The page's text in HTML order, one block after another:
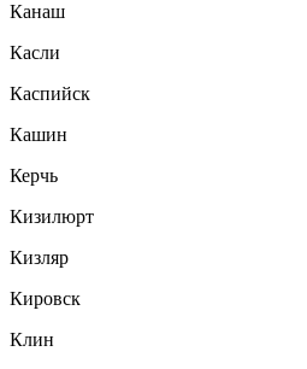
Канаш
Касли
Каспийск
Кашин
Керчь
Кизилюрт
Кизляр
Кировск
Клин